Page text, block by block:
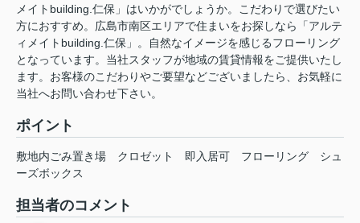
メイトbuilding.仁保」はいかがでしょうか。こだわりで選びたい
方におすすめ。広島市南区エリアで住まいをお探しなら「アルテ
ィメイトbuilding.仁保」。自然なイメージを感じるフローリング
となっています。当社スタッフが地域の賃貸情報をご提供いたし
ます。お客様のこだわりやご要望などございましたら、お気軽に
当社へお問い合わせ下さい。
ポイント
敷地内ごみ置き場 クロゼット 即入居可 フローリング
シュ
ーズボックス
担当者のコメント